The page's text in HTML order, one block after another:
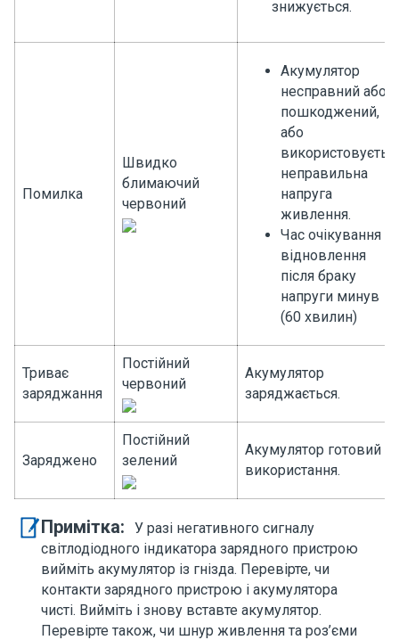
знижується.
Помилка
Швидко
блимаючий
червоний
Акумулятор
несправний або
пошкоджений,
або
неправильна
напруга
живлення.
Час очікування
відновлення
після браку
напруги минув
(60 хвилин)
Триває
заряджання
Постійний
червоний
Акумулятор
заряджається.
Заряджено
Постійний
зелений
Акумулятор готовий
використання.
Примітка:
У разі негативного сигналу
світлодіодного індикатора зарядного пристрою
вийміть акумулятор із гнізда. Перевірте, чи
контакти зарядного пристрою і акумулятора
чисті. Вийміть і знову вставте акумулятор.
Перевірте також, чи шнур живлення та роз’єми